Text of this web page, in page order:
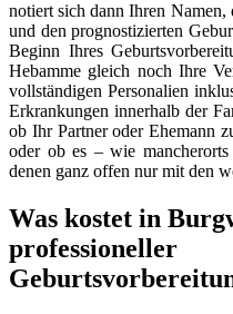
notiert sich dann Ihren Namen,
und den prognostizierten
Beginn Ihres
Hebamme gleich noch Ihre
vollständigen Personalien
Erkrankungen innerhalb der
ob Ihr Partner oder Ehemann
oder ob es – wie
denen ganz offen nur mit den
Was kostet in
professioneller